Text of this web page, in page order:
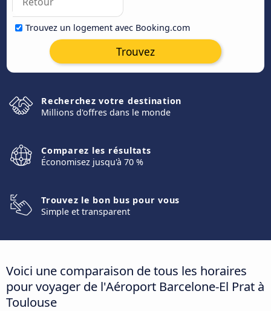
Trouvez un logement avec Booking.com
Trouvez
Recherchez votre destination
Millions d'offres dans le monde
Comparez les résultats
Économisez jusqu'à 70 %
Trouvez le bon bus pour vous
Simple et transparent
Voici une comparaison de tous les horaires
pour voyager de l'Aéroport Barcelone-El Prat à
Toulouse